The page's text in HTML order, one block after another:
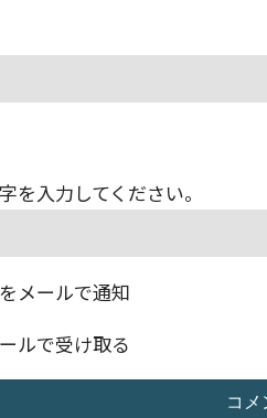
を入力してください。
メールで通知
ルで受け取る